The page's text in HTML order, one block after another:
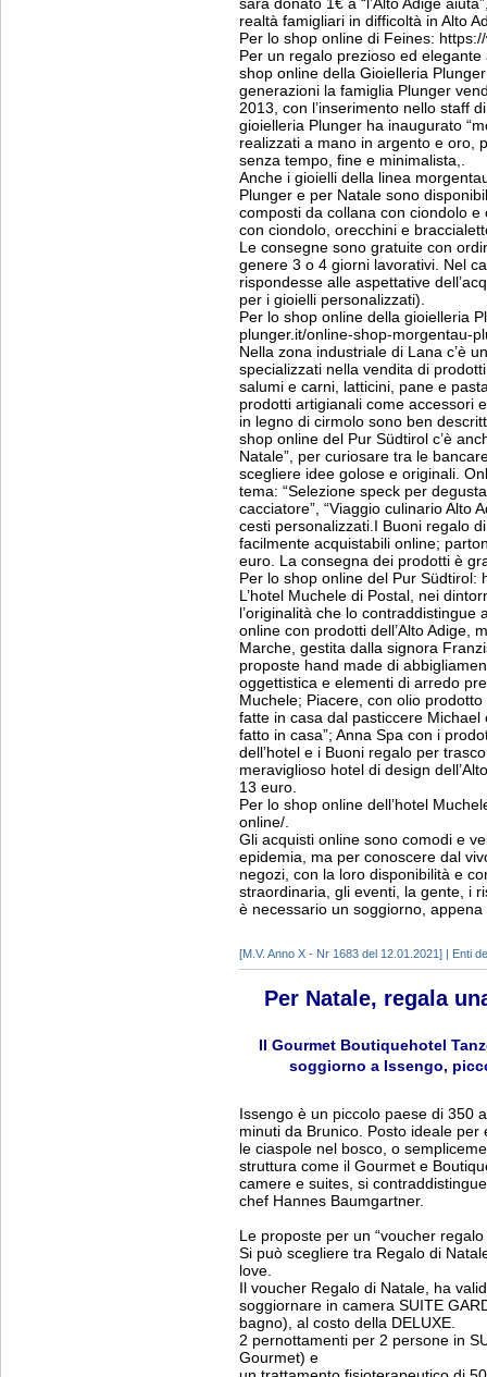
realtà famigliari in difficoltà in Alto
Per lo shop online di Feines:
Per un regalo prezioso ed
shop online della Gioielleria
generazioni la famiglia Plunger
2013, con l’inserimento nello staff
gioielleria Plunger ha inaugurato
realizzati a mano in argento e oro,
senza tempo, fine e minimalista,.
Anche i gioielli della linea
Plunger e per Natale sono
composti da collana con ciondolo
con ciondolo, orecchini e
Le consegne sono gratuite con
genere 3 o 4 giorni lavorativi. Nel
rispondesse alle aspettative
per i gioielli personalizzati).
Per lo shop online della gioielleria
plunger.it/online-shop-morgentau-
Nella zona industriale di Lana c’è
specializzati nella vendita di
salumi e carni, latticini, pane e
prodotti artigianali come accessori
in legno di cirmolo sono ben
shop online del Pur Südtirol c’è
Natale”, per curiosare tra le
scegliere idee golose e originali.
tema: “Selezione speck per
cacciatore”, “Viaggio culinario Alto
cesti personalizzati.I Buoni regalo
facilmente acquistabili online;
euro. La consegna dei prodotti è
Per lo shop online del Pur Südtirol:
L’hotel Muchele di Postal, nei
l’originalità che lo
online con prodotti dell’Alto Adige,
Marche, gestita dalla signora
proposte hand made di
oggettistica e elementi di arredo
Muchele; Piacere, con olio
fatte in casa dal pasticcere
fatto in casa”; Anna Spa con i
dell’hotel e i Buoni regalo per
meraviglioso hotel di design
13 euro.
Per lo shop online dell’hotel
online/.
Gli acquisti online sono comodi e
epidemia, ma per conoscere dal
negozi, con la loro disponibilità e
straordinaria, gli eventi, la gente, i
è necessario un soggiorno,
[M.V. Anno X - Nr 1683 del 12.01.2021] | Enti
Per Natale, regala
Il Gourmet Boutiquehotel
soggiorno a Issengo,
Issengo è un piccolo paese di 350
minuti da Brunico. Posto ideale
le ciaspole nel bosco, o
struttura come il Gourmet e
camere e suites, si
chef Hannes Baumgartner.
Le proposte per un “voucher
Si può scegliere tra Regalo di
love.
Il voucher Regalo di Natale, ha
soggiornare in camera SUITE
bagno), al costo della DELUXE.
2 pernottamenti per 2 persone in
Gourmet) e